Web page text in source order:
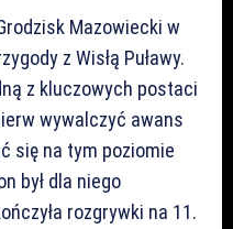
Mazowiecki w
z Wisłą Puławy.
z kluczowych postaci
wywalczyć awans
się na tym poziomie
był dla niego
rozgrywki na 11.